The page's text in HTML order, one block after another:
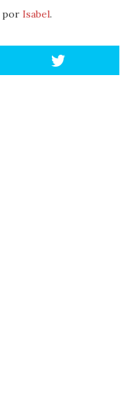
por Isabel.